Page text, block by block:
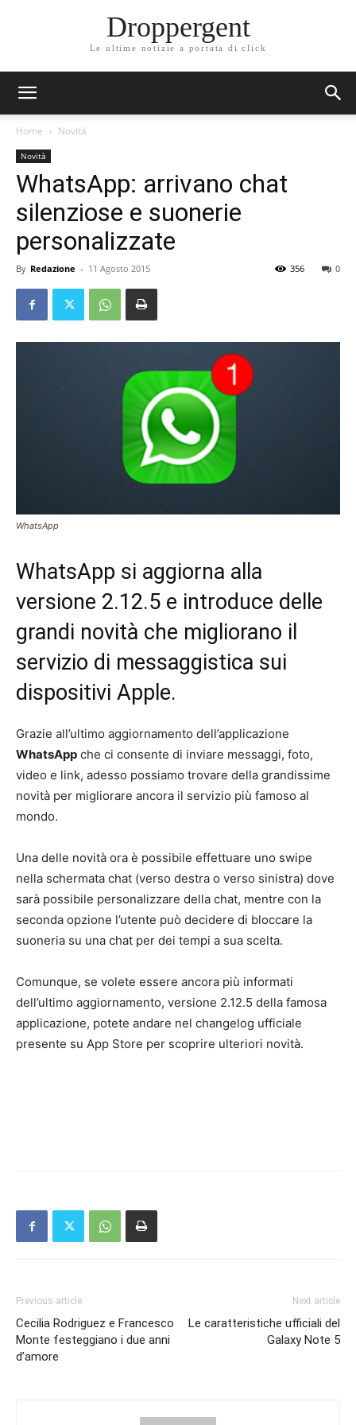
Droppergent
Le ultime notizie a portata di click
Home Novità
Novità
WhatsApp: arrivano chat
silenziose e suonerie
personalizzate
By Redazione - 11 Agosto 2015 0
356
WhatsApp
WhatsApp si aggiorna alla
versione 2.12.5 e introduce delle
grandi novità che migliorano il
servizio di messaggistica sui
dispositivi Apple.
Grazie all’ultimo aggiornamento dell’applicazione
WhatsApp che ci consente di inviare messaggi, foto,
video e link, adesso possiamo trovare della grandissime
novità per migliorare ancora il servizio più famoso al
mondo.
Una delle novità ora è possibile effettuare uno swipe
nella schermata chat (verso destra o verso sinistra) dove
sarà possibile personalizzare della chat, mentre con la
seconda opzione l’utente può decidere di bloccare la
suoneria su una chat per dei tempi a sua scelta.
Comunque, se volete essere ancora più informati
dell’ultimo aggiornamento, versione 2.12.5 della famosa
applicazione, potete andare nel changelog ufficiale
presente su App Store per scoprire ulteriori novità.
Previous article
Cecilia Rodriguez e Francesco
Monte festeggiano i due anni
d’amore
Next article
Le caratteristiche ufficiali del
Galaxy Note 5